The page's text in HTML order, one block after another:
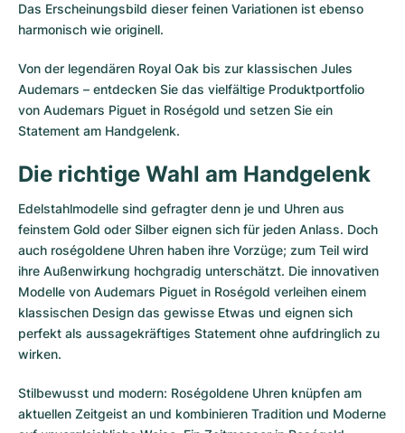
Das Erscheinungsbild dieser feinen Variationen ist ebenso
harmonisch wie originell.
Von der legendären Royal Oak bis zur klassischen Jules
Audemars – entdecken Sie das vielfältige Produktportfolio
von Audemars Piguet in Roségold und setzen Sie ein
Statement am Handgelenk.
Die richtige Wahl am Handgelenk
Edelstahlmodelle sind gefragter denn je und Uhren aus
feinstem Gold oder Silber eignen sich für jeden Anlass. Doch
auch roségoldene Uhren haben ihre Vorzüge; zum Teil wird
ihre Außenwirkung hochgradig unterschätzt. Die innovativen
Modelle von Audemars Piguet in Roségold verleihen einem
klassischen Design das gewisse Etwas und eignen sich
perfekt als aussagekräftiges Statement ohne aufdringlich zu
wirken.
Stilbewusst und modern: Roségoldene Uhren knüpfen am
aktuellen Zeitgeist an und kombinieren Tradition und Moderne